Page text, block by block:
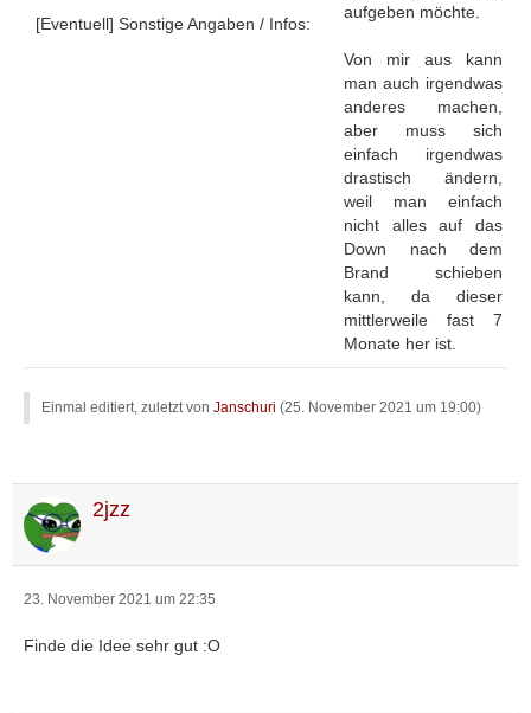
[Eventuell] Sonstige Angaben / Infos:
aufgeben möchte.
Von mir aus kann
man auch irgendwas
anderes machen,
aber muss sich
einfach irgendwas
drastisch ändern,
weil man einfach
nicht alles auf das
Down nach dem
Brand schieben
kann, da dieser
mittlerweile fast 7
Monate her ist.
Einmal editiert, zuletzt von Janschuri (25. November 2021 um 19:00)
2jzz
23. November 2021 um 22:35
Finde die Idee sehr gut :O